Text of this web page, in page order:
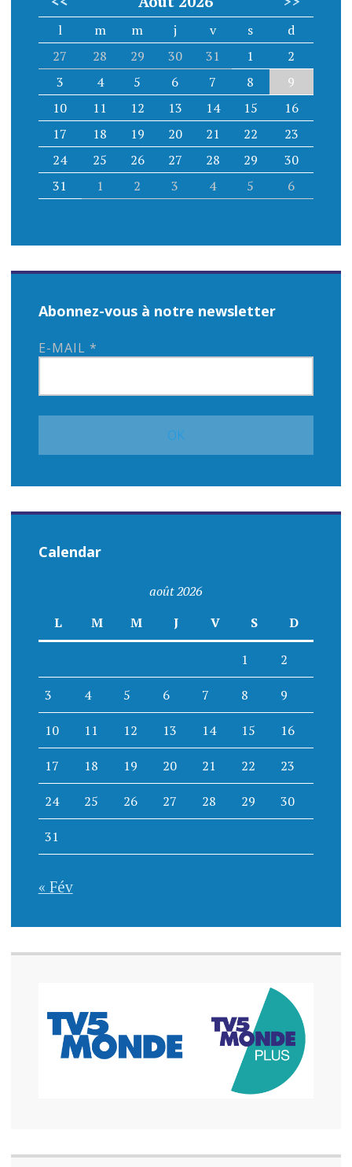
l m m j v s
d
27
28 29 30 31 1
2
3
4 5 6 7 8
9
10
11 12 13 14 15
16
17
18 19 20 21 22
23
24
25 26 27 28 29
30
31
1 2 3 4 5 6
Abonnez-vous à notre newsletter
E-MAIL *
Calendar
août 2026
L
M M J V S D
1 2
3 4 5 6 7 8 9
10 11 12 13 14 15 16
17 18 19 20 21 22 23
24 25 26 27 28 29 30
31
« Fév